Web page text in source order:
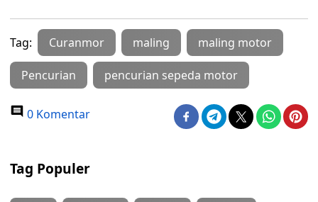
Tag: Curanmor maling maling motor
Pencurian pencurian sepeda motor
0 Komentar
Tag Populer